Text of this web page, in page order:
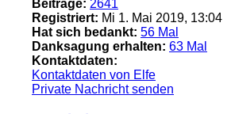
Beiträge: 2641
Registriert: Mi 1. Mai 2019, 13:04
Hat sich bedankt: 56 Mal
Danksagung erhalten: 63 Mal
Kontaktdaten:
Kontaktdaten von Elfe
Private Nachricht senden